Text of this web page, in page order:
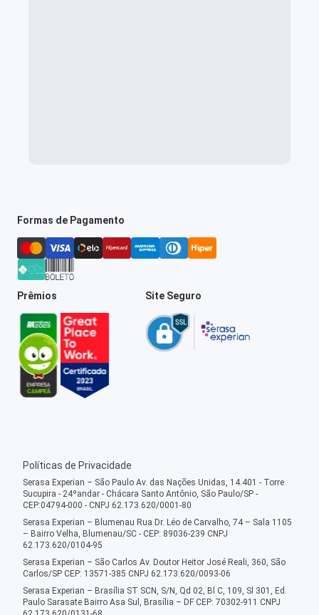
Formas de Pagamento
Prêmios Site Seguro
Políticas de Privacidade
Serasa Experian – São Paulo Av. das Nações Unidas, 14.401 - Torre
Sucupira - 24ºandar - Chácara Santo Antônio, São Paulo/SP -
CEP:04794-000 - CNPJ 62.173.620/0001-80
Serasa Experian – Blumenau Rua Dr. Léo de Carvalho, 74 – Sala 1105
– Bairro Velha, Blumenau/SC - CEP: 89036-239 CNPJ
62.173.620/0104-95
Serasa Experian – São Carlos Av. Doutor Heitor José Reali, 360, São
Carlos/SP CEP: 13571-385 CNPJ 62.173.620/0093-06
Serasa Experian – Brasília ST SCN, S/N, Qd 02, Bl C, 109, Sl 301, Ed.
Paulo Sarasate Bairro Asa Sul, Brasília – DF CEP: 70302-911 CNPJ